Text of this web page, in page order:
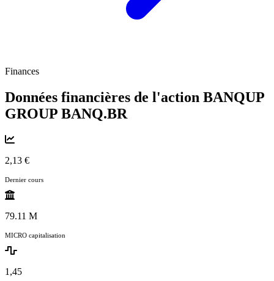
Finances
Données financières de l'action BANQUP
GROUP BANQ.BR
2,13 €
Dernier cours
79.11 M
MICRO capitalisation
1,45